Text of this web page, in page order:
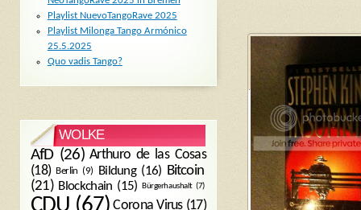
Playlist NuevoTangoRave 2025
Playlist Milonga Tango Armónico
25.5.2025
Quo vadis Tango?
WOLKE
AfD(26) Arthuro de las Cosas
(18) Berlin (9) Bildung(16) Bitcoin
(21) Blockchain (15) Bürgerhaushalt (7)
Corona Virus(17)